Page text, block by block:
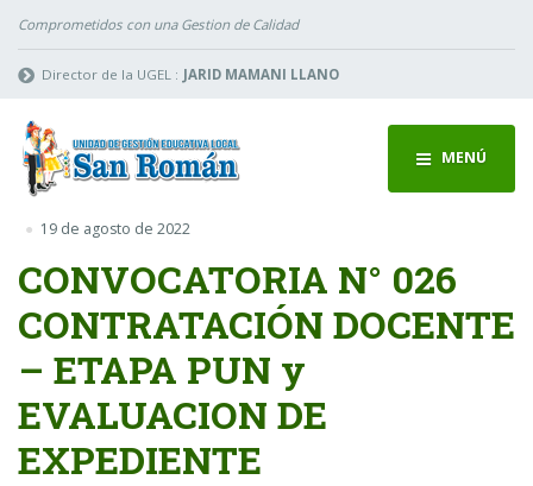
Comprometidos con una Gestion de Calidad
Director de la UGEL : JARID MAMANI LLANO
MENÚ
19 de agosto de 2022
CONVOCATORIA N° 026
CONTRATACIÓN DOCENTE
– ETAPA PUN y
EVALUACION DE
EXPEDIENTE